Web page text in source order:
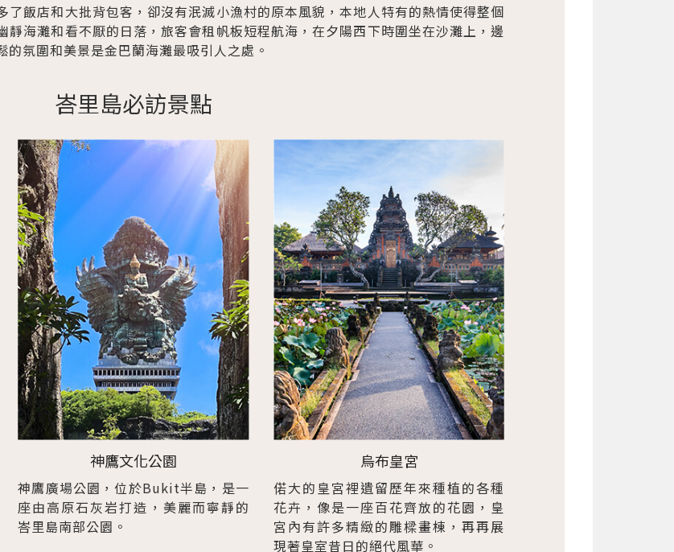
了飯店和大批背包客，卻沒有泯滅小漁村的原本風貌，本地人特有的熱情使得整個
靜海灘和看不厭的日落，旅客會租帆板短程航海，在夕陽西下時圍坐在沙灘上，邊
氛圍和美景是金巴蘭海灘最吸引人之處。
峇里島必訪景點
神鷹文化公園
神鷹廣場公園，位於Bukit半島，是一
座由高原石灰岩打造，美麗而寧靜的
峇里島南部公園。
烏布皇宮
偌大的皇宮裡遺留歷年來種植的各種
花卉，像是一座百花齊放的花園，皇
宮內有許多精緻的雕樑畫棟，再再展
現著皇室昔日的絕代風華。